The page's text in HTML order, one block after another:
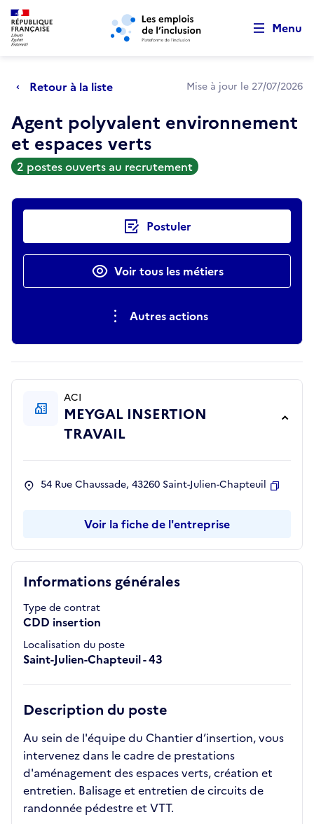
Aller au menu principal Aller au contenu principal
Menu
Retour à la liste Mise à jour le 27/07/2026
Agent polyvalent environnement
et espaces verts
2 postes ouverts au recrutement
Actions rapides Postuler
Voir tous les métiers
Autres actions
Informations générales
Type de contrat
CDD insertion
Localisation du poste
Saint-Julien-Chapteuil - 43
Description du poste
Au sein de l'équipe du Chantier d’insertion, vous
intervenez dans le cadre de prestations
d'aménagement des espaces verts, création et
entretien. Balisage et entretien de circuits de
randonnée pédestre et VTT.
ACI
MEYGAL INSERTION
TRAVAIL
54 Rue Chaussade, 43260 Saint-Julien-Chapteuil
Voir la fiche de l'entreprise
Retour au début de la page
Panneau de gestion des cookies